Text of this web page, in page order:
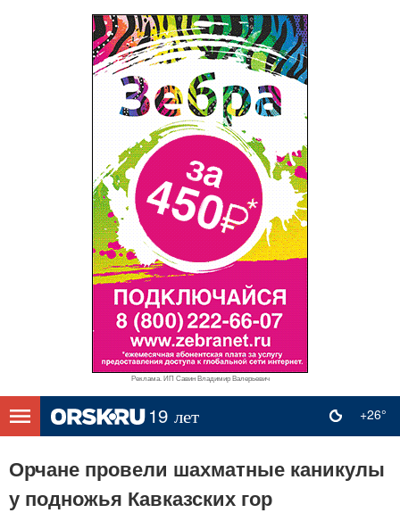
Реклама. ИП Савин Владимир Валерьевич
+26°
Орчане провели шахматные каникулы
у подножья Кавказских гор